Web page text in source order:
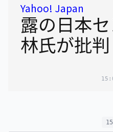
Yahoo! Japan
露の日本
林氏が批判